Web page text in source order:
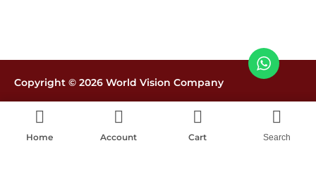
Copyright © 2026 World Vision Company
Políticas de tratamiento de datos
Home Account Cart Search